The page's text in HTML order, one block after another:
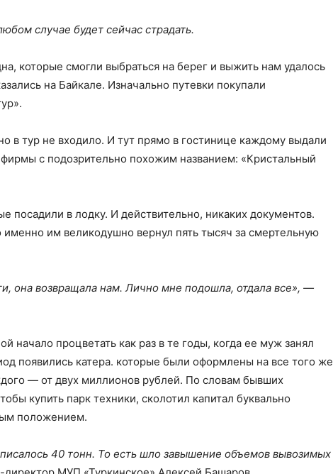
случае будет сейчас страдать.
которые смогли выбраться на берег и выжить нам удалось
на Байкале. Изначально путевки покупали
в тур не входило. И тут прямо в гостинице каждому выдали
с подозрительно похожим названием: «Кристальный
посадили в лодку. И действительно, никаких документов.
им великодушно вернул пять тысяч за смертельную
она возвращала нам. Лично мне подошла, отдала все», —
начало процветать как раз в те годы, когда ее муж занял
появились катера. которые были оформлены на все того же
— от двух миллионов рублей. По словам бывших
купить парк техники, сколотил капитал буквально
положением.
40 тонн. То есть шло завышение объемов вывозимых